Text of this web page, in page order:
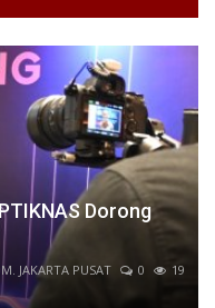
Dorong
JAKARTA PUSAT 0
19